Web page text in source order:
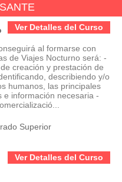
Ver Detalles del Curso
al formarse con
de Viajes Nocturno será: -
creación y prestación de
describiendo y/o
humanos, las principales
e información necesaria -
Superior
Ver Detalles del Curso